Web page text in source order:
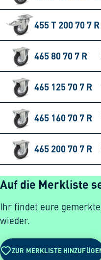
455 T 200 70 7 R
465 80 70 7 R
465 125 70 7 R
465 160 70 7 R
465 200 70 7 R
Auf die Merkliste
Ihr findet eure
wieder.
ZUR MERKLISTE